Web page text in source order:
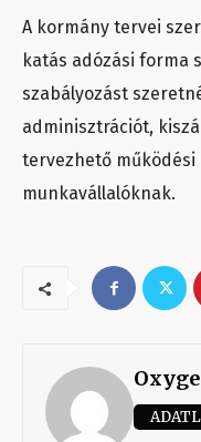
A kormány tervei
katás adózási forma
szabályozást
adminisztrációt,
tervezhető
munkavállalóknak.